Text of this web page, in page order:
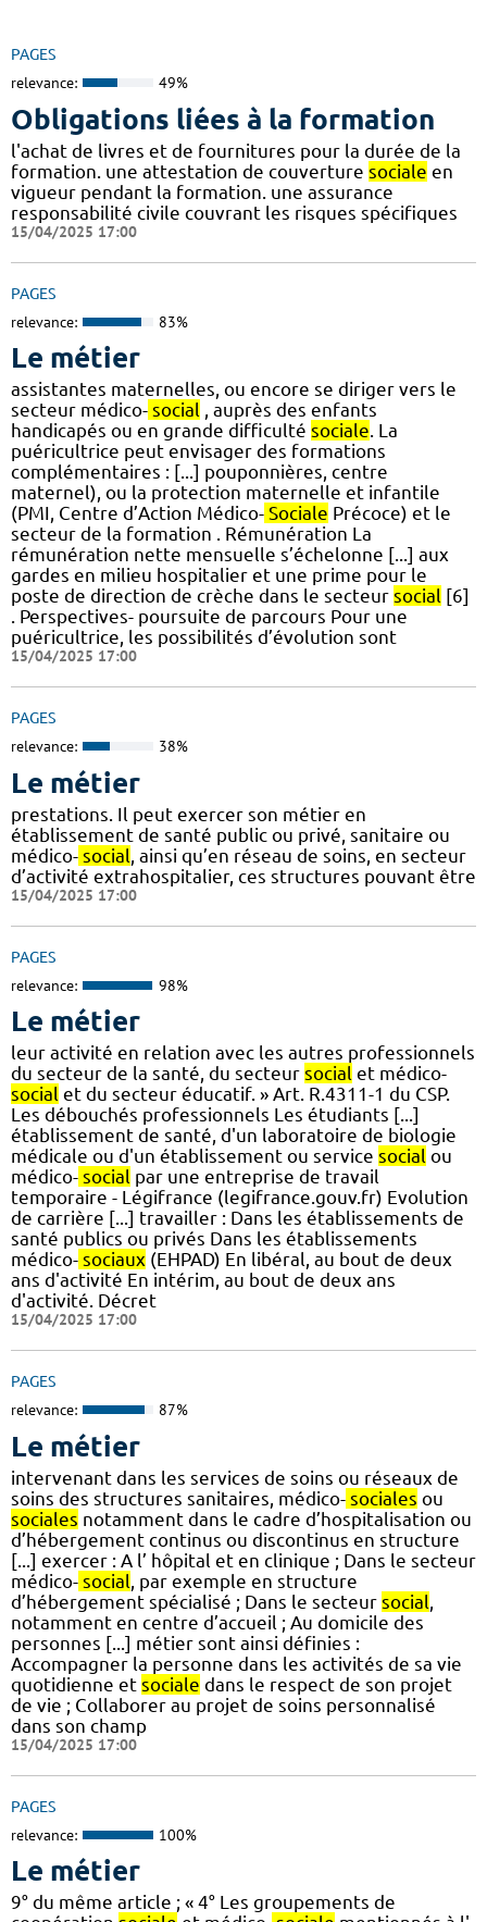
PAGES
relevance: 49%
Obligations liées à la formation
l'achat de livres et de fournitures pour la durée de la
formation. une attestation de couverture sociale en
vigueur pendant la formation. une assurance
responsabilité civile couvrant les risques spécifiques
15/04/2025 17:00
PAGES
relevance: 83%
Le métier
assistantes maternelles, ou encore se diriger vers le
secteur médico- social , auprès des enfants
handicapés ou en grande difficulté sociale. La
puéricultrice peut envisager des formations
complémentaires : [...] pouponnières, centre
maternel), ou la protection maternelle et infantile
(PMI, Centre d’Action Médico- Sociale Précoce) et le
secteur de la formation . Rémunération La
rémunération nette mensuelle s’échelonne [...] aux
gardes en milieu hospitalier et une prime pour le
poste de direction de crèche dans le secteur social [6]
. Perspectives- poursuite de parcours Pour une
puéricultrice, les possibilités d’évolution sont
15/04/2025 17:00
PAGES
relevance: 38%
Le métier
prestations. Il peut exercer son métier en
établissement de santé public ou privé, sanitaire ou
médico- social , ainsi qu’en réseau de soins, en secteur
d’activité extrahospitalier, ces structures pouvant être
15/04/2025 17:00
PAGES
relevance: 98%
Le métier
leur activité en relation avec les autres professionnels
du secteur de la santé, du secteur social et médico-
social et du secteur éducatif. » Art. R.4311-1 du CSP.
Les débouchés professionnels Les étudiants [...]
établissement de santé, d'un laboratoire de biologie
médicale ou d'un établissement ou service social ou
médico- social par une entreprise de travail
temporaire - Légifrance (legifrance.gouv.fr) Evolution
de carrière [...] travailler : Dans les établissements de
santé publics ou privés Dans les établissements
médico- sociaux (EHPAD) En libéral, au bout de deux
ans d'activité En intérim, au bout de deux ans
d'activité. Décret
15/04/2025 17:00
PAGES
relevance: 87%
Le métier
intervenant dans les services de soins ou réseaux de
soins des structures sanitaires, médico- sociales ou
sociales notamment dans le cadre d’hospitalisation ou
d’hébergement continus ou discontinus en structure
[...] exercer : A l’ hôpital et en clinique ; Dans le secteur
médico- social , par exemple en structure
d’hébergement spécialisé ; Dans le secteur social
notamment en centre d’accueil ; Au domicile des
personnes [...] métier sont ainsi définies :
Accompagner la personne dans les activités de sa vie
quotidienne et sociale dans le respect de son projet
de vie ; Collaborer au projet de soins personnalisé
dans son champ
15/04/2025 17:00
PAGES
relevance: 100%
Le métier
9° du même article ; « 4° Les groupements de